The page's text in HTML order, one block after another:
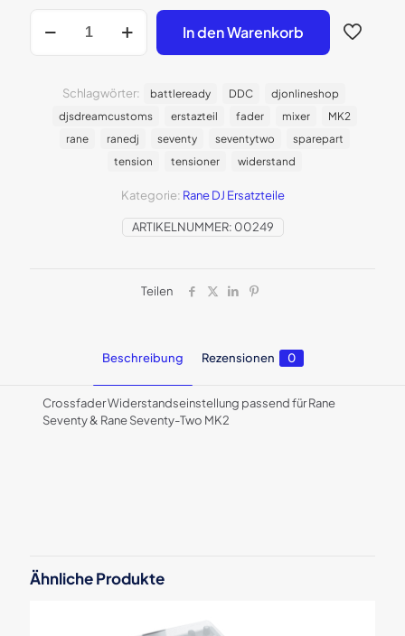
Fader
In den Warenkorb
ARTIKELNUMMER: 00249
Kategorie: Rane DJ Ersatzteile
Schlagwörter: battleready DDC
djonlineshop
djsdreamcustoms
erstazteil fader mixer
MK2
rane
ranedj seventy seventytwo
sparepart
tension
tensioner widerstand
Teilen
Beschreibung Rezensionen 0
Crossfader Widerstandseinstellung passend für Rane
Seventy & Rane Seventy-Two MK2
Fader Tensioner Body“
Ähnliche Produkte